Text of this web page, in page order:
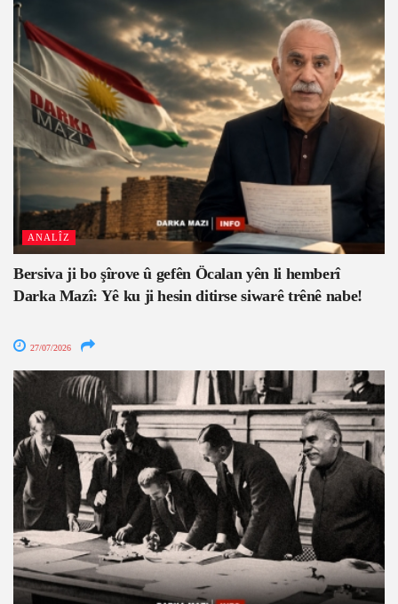
ANALÎZ
Bersiva ji bo şîrove û gefên Öcalan yên li hemberî
Darka Mazî: Yê ku ji hesin ditirse siwarê trênê nabe!
27/07/2026